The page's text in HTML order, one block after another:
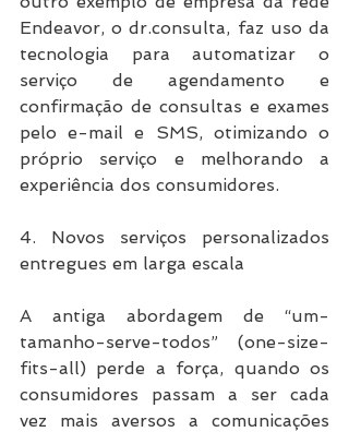
Endeavor, o dr.consulta, faz uso da
tecnologia para automatizar o
serviço de agendamento e
confirmação de consultas e exames
pelo e-mail e SMS, otimizando o
próprio serviço e melhorando a
experiência dos consumidores.
4. Novos serviços personalizados
entregues em larga escala
A antiga abordagem de “um-
tamanho-serve-todos” (one-size-
fits-all) perde a força, quando os
consumidores passam a ser cada
vez mais aversos a comunicações